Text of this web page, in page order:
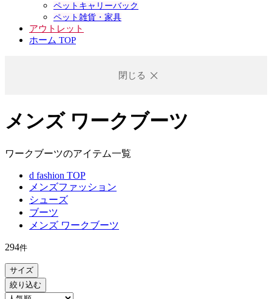
ペットキャリーバック
ペット雑貨・家具
アウトレット
ホーム TOP
閉じる
メンズ ワークブーツ
ワークブーツのアイテム一覧
d fashion TOP
メンズファッション
シューズ
ブーツ
メンズ ワークブーツ
294件
サイズ
絞り込む